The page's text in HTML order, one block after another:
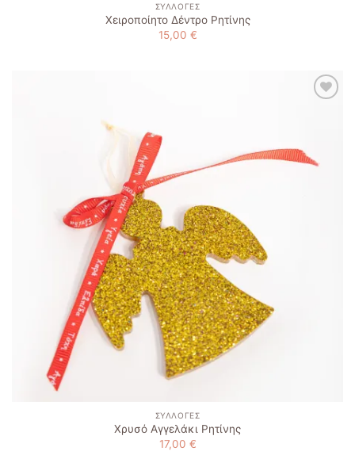
ΣΥΛΛΟΓΈΣ
Χειροποίητο Δέντρο Ρητίνης
15,00 €
ΣΥΛΛΟΓΈΣ
Χρυσό Αγγελάκι Ρητίνης
17,00 €